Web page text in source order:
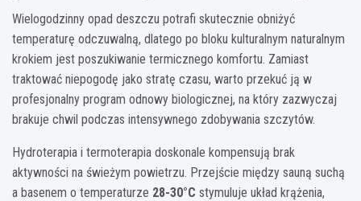
Wielogodzinny opad deszczu potrafi skutecznie obniżyć
temperaturę odczuwalną, dlatego po bloku kulturalnym naturalnym
krokiem jest poszukiwanie termicznego komfortu. Zamiast
traktować niepogodę jako stratę czasu, warto przekuć ją w
profesjonalny program odnowy biologicznej, na który zazwyczaj
brakuje chwil podczas intensywnego zdobywania szczytów.
Hydroterapia i termoterapia doskonale kompensują brak
aktywności na świeżym powietrzu. Przejście między sauną suchą
a basenem o temperaturze 28-30°C stymuluje układ krążenia,